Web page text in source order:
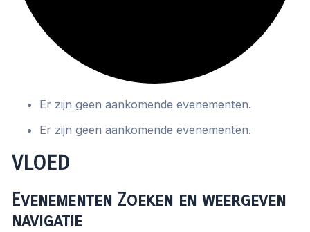
Er zijn geen aankomende evenementen.
Er zijn geen aankomende evenementen.
VLOED
Evenementen Zoeken en weergeven
navigatie